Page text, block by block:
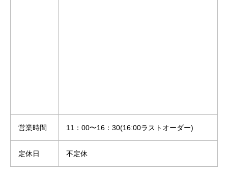
営業時間 11：00〜16：30(16:00ラストオーダー)
定休日 不定休